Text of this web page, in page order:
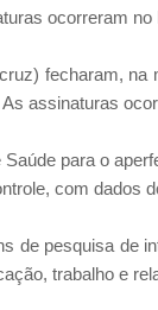
ocorreram
fecharam,
assinaturas
para o
com dados
de pesquisa de
trabalho e